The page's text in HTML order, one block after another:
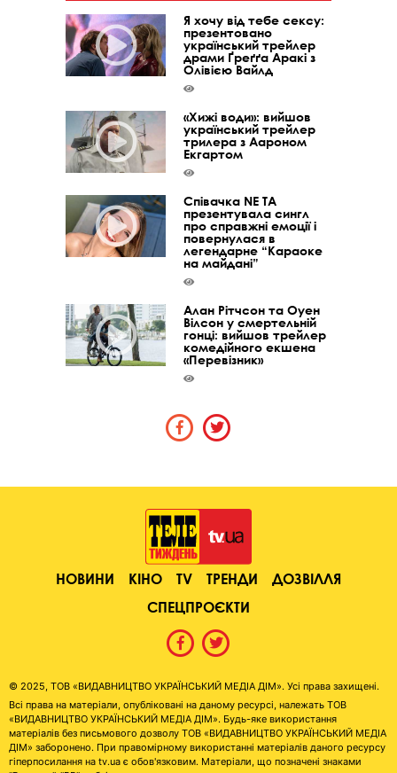
Я хочу від тебе сексу:
презентовано
український трейлер
драми Ґреґґа Аракі з
Олівією Вайлд
«Хижі води»: вийшов
український трейлер
трилера з Аароном
Екгартом
Співачка NE TA
презентувала сингл
про справжні емоції і
повернулася в
легендарне “Караоке
на майдані”
Алан Рітчсон та Оуен
Вілсон у смертельній
гонці: вийшов трейлер
комедійного екшена
«Перевізник»
НОВИНИ КІНО TV ТРЕНДИ
ДОЗВІЛЛЯ
СПЕЦПРОЄКТИ
© 2025, ТОВ «ВИДАВНИЦТВО УКРАЇНСЬКИЙ МЕДІА ДІМ». Усі права захищені.
Всі права на матеріали, опубліковані на даному ресурсі, належать ТОВ
«ВИДАВНИЦТВО УКРАЇНСЬКИЙ МЕДІА ДІМ». Будь-яке використання
матеріалів без письмового дозволу ТОВ «ВИДАВНИЦТВО УКРАЇНСЬКИЙ МЕДІА
ДІМ» заборонено. При правомірному використанні матеріалів даного ресурсу
гіперпосилання на tv.ua є обов'язковим. Матеріали, що позначені знаками